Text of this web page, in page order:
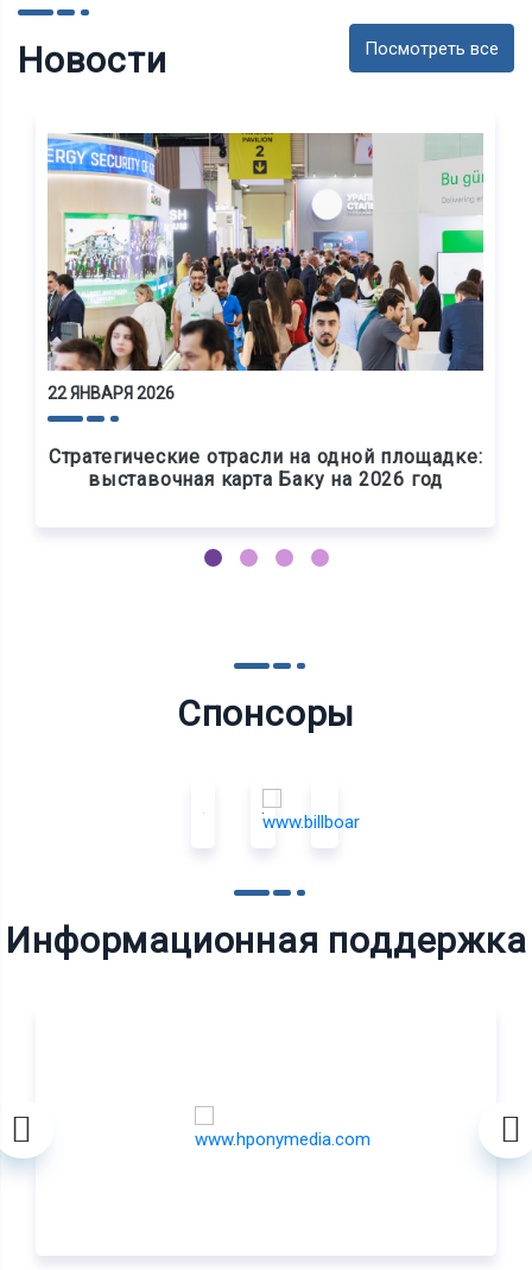
Новости Посмотреть все
22 ЯНВАРЯ 2026
Стратегические отрасли на одной площадке:
выставочная карта Баку на 2026 год
Спонсоры
Информационная поддержка